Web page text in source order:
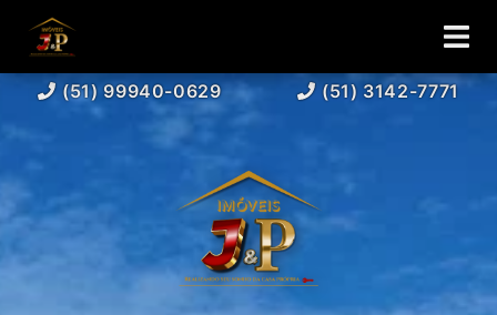
(51) 99940-0629 (51) 3142-7771